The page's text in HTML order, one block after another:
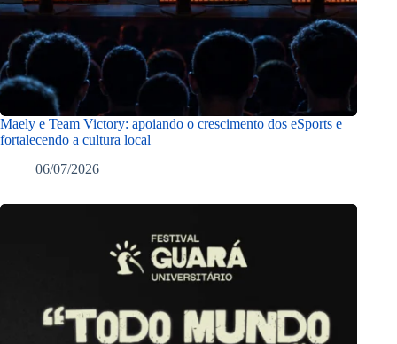
Maely e Team Victory: apoiando o crescimento dos eSports e
fortalecendo a cultura local
06/07/2026